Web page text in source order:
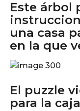
Este árbol
una casa
en la que
El puzzle
para la caja